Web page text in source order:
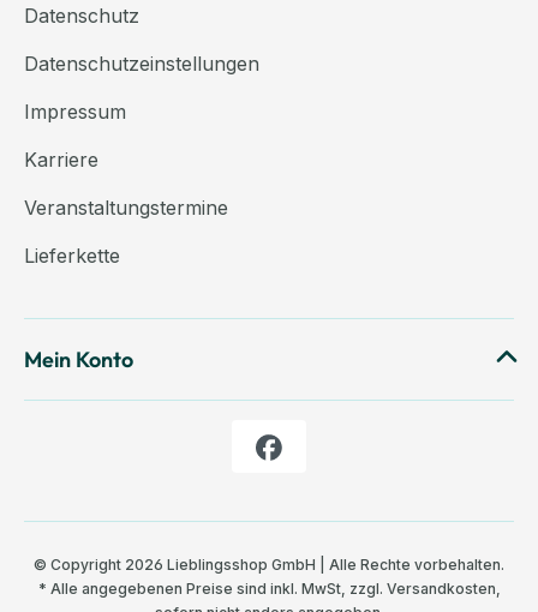
Datenschutz
Datenschutzeinstellungen
Impressum
Karriere
Veranstaltungstermine
Lieferkette
Mein Konto
© Copyright 2026 Lieblingsshop GmbH | Alle Rechte vorbehalten.
* Alle angegebenen Preise sind inkl. MwSt, zzgl. Versandkosten,